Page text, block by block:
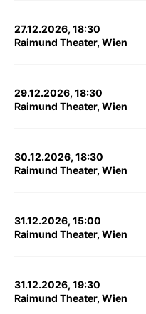
27.12.2026, 18:30
Raimund Theater, Wien
29.12.2026, 18:30
Raimund Theater, Wien
30.12.2026, 18:30
Raimund Theater, Wien
31.12.2026, 15:00
Raimund Theater, Wien
31.12.2026, 19:30
Raimund Theater, Wien